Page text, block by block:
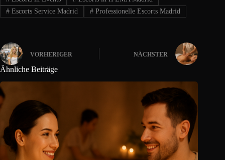
#Escorts Service Madrid #Professionelle Escorts Madrid
VORHERIGER NÄCHSTER
Ähnliche Beiträge